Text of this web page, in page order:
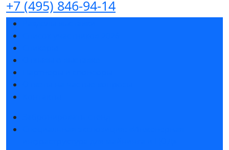
+7 (495) 846-94-14